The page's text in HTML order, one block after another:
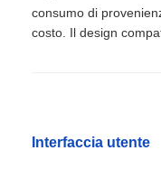
Visita alla fabbrica
consumo di
costo. Il design
Interfaccia utente